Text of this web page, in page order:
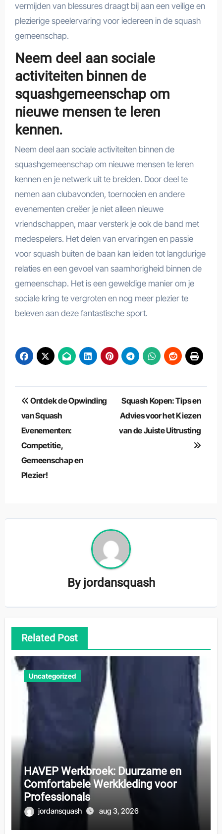
vermijden van blessures draagt bij aan een veilige en
plezierige speelervaring voor iedereen in de squash
gemeenschap.
Neem deel aan sociale
activiteiten binnen de
squashgemeenschap om
nieuwe mensen te leren
kennen.
Neem deel aan sociale activiteiten binnen de
squashgemeenschap om nieuwe mensen te leren
kennen en je netwerk uit te breiden. Door deel te
nemen aan clubavonden, toernooien en andere
evenementen creëer je niet alleen nieuwe
vriendschappen, maar versterk je ook de band met
medespelers. Het delen van ervaringen en passie
voor squash buiten de baan kan leiden tot langdurige
relaties en een gevoel van saamhorigheid binnen de
gemeenschap. Het is een geweldige manier om je
sociale kring te vergroten en nog meer plezier te
beleven aan deze fantastische sport.
Berichtnavigatie
Ontdek de Opwinding
van Squash
Evenementen:
Competitie,
Gemeenschap en
Plezier!
Squash Kopen: Tips en
Advies voor het Kiezen
van de Juiste Uitrusting
By jordansquash
Related Post
Uncategorized
HAVEP Werkbroek: Duurzame en
Comfortabele Werkkleding voor
Professionals
jordansquash aug 3, 2026